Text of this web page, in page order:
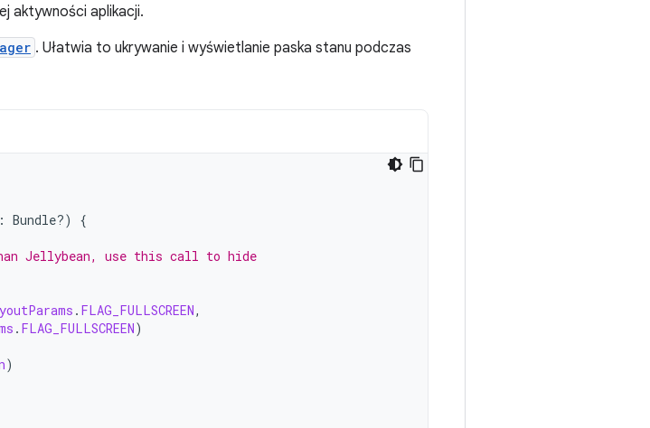
aktywności aplikacji.
. Ułatwia to ukrywanie i wyświetlanie paska stanu podczas
: Bundle?)
{
Jellybean, use this call to hide
. FLAG_FULLSCREEN,
. FLAG_FULLSCREEN)
)